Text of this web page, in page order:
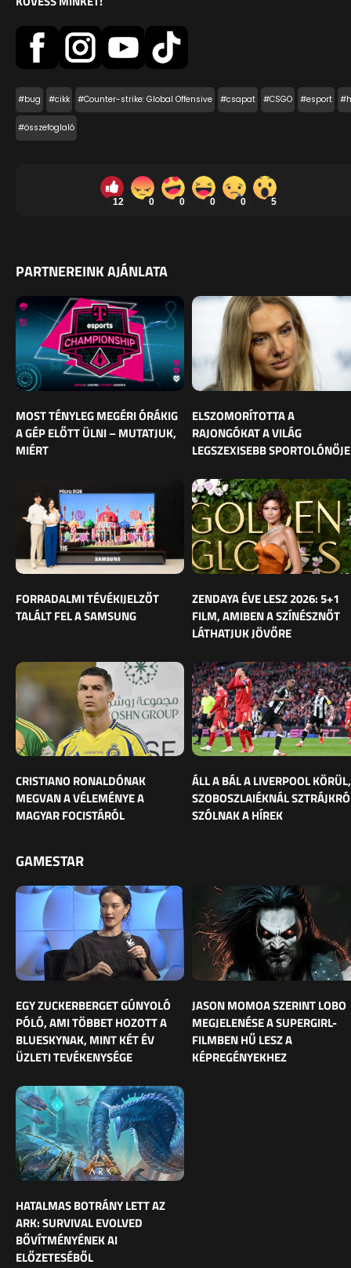
#bug #cikk #Counter-strike: Global Offensive #csapat #CSGO #esport
#összefoglaló
12 0 0 0 0 5
PARTNEREINK AJÁNLATA
MOST TÉNYLEG MEGÉRI ÓRÁKIG
A GÉP ELŐTT ÜLNI – MUTATJUK,
MIÉRT
ELSZOMORÍTOTTA A
RAJONGÓKAT A VILÁG
LEGSZEXISEBB SPORTOLÓNŐJE
FORRADALMI TÉVÉKIJELZŐT
TALÁLT FEL A SAMSUNG
ZENDAYA ÉVE LESZ 2026: 5+1
FILM, AMIBEN A SZÍNÉSZNŐT
LÁTHATJUK JÖVŐRE
CRISTIANO RONALDÓNAK
MEGVAN A VÉLEMÉNYE A
MAGYAR FOCISTÁRÓL
ÁLL A BÁL A LIVERPOOL KÖRÜL,
SZOBOSZLAIÉKNÁL
SZÓLNAK A HÍREK
GAMESTAR
EGY ZUCKERBERGET GÚNYOLÓ
PÓLÓ, AMI TÖBBET HOZOTT A
BLUESKYNAK, MINT KÉT ÉV
ÜZLETI TEVÉKENYSÉGE
JASON MOMOA SZERINT LOBO
MEGJELENÉSE A SUPERGIRL-
FILMBEN HŰ LESZ A
KÉPREGÉNYEKHEZ
HATALMAS BOTRÁNY LETT AZ
ARK: SURVIVAL EVOLVED
BŐVÍTMÉNYÉNEK AI
ELŐZETESÉBŐL